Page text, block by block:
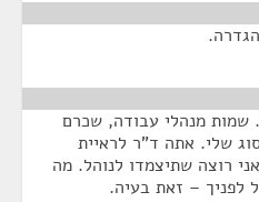
שמות מנהלי עבודה, שכרם
שלי. אתה ד"ר לראיית
רוצה שתיצמדו לנוהל. מה
לפניך – זאת בעיה.